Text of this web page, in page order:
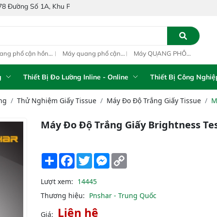
Khu Phố 4, Phường Bình Tân, Thành phố Hồ Chí Minh, Việt Nam
phổ cận hồng
Máy quang phổ cận
NIR Analyzer
Máy QUANG PHỔ
Vista-R
Thiết Bị Đo Lường Inline - Online Thiết Bị Công
Thử Nghiệm Giấy Tissue Máy Đo Độ Trắng Giấy Tissue
Máy Đo Độ Trắng Giấy Brightness
Share Facebook
TwitterMessenger
Lượt xem: 14445
Thương hiệu: Pnshar - Trung Quốc
Giá: Liên hệ